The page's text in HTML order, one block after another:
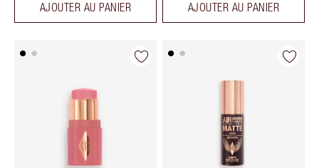
AJOUTER AU PANIER AJOUTER AU PANIER